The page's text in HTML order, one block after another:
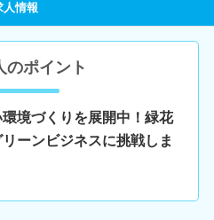
人情報
のポイント
境づくりを展開中！緑花
ーンビジネスに挑戦しま